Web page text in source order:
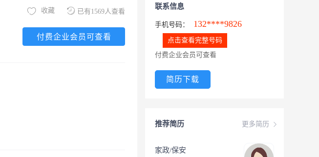
已有1569人查看
收藏
付费企业会员可查看
联系信息
手机号码： 132****9826
点击查看完整号码
付费企业会员可查看
简历下载
更多简历
推荐简历
家政/保安